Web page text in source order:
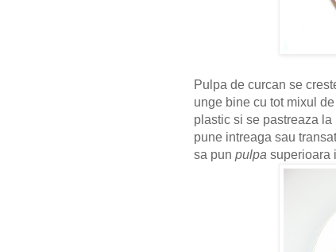
Pulpa de curcan se
unge bine cu tot mixul
plastic si se pastreaza
pune intreaga sau
sa pun pulpa superioara